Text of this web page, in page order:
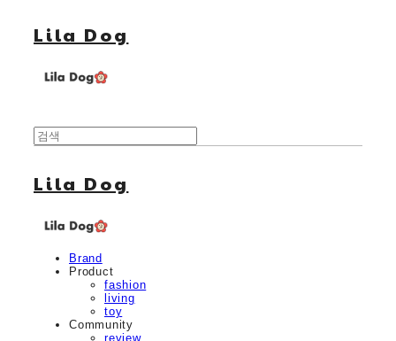
Lila Dog
Lila Dog
Brand
Product
fashion
living
toy
Community
review